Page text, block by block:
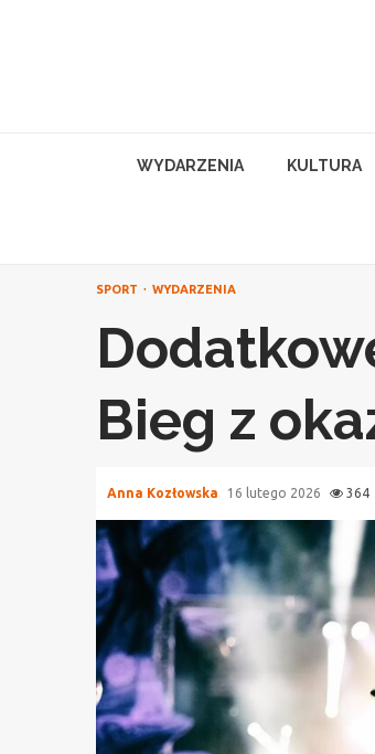
WYDARZENIA KULTURA
SPORT WYDARZENIA
Bieg z
Anna Kozłowska 16 lutego 2026 364